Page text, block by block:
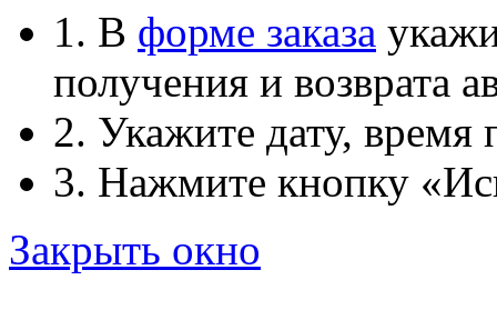
1. В форме заказа
получения и возврата
2. Укажите дату, время
3. Нажмите кнопку
Закрыть окно